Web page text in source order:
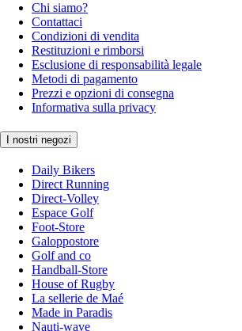
Chi siamo?
Contattaci
Condizioni di vendita
Restituzioni e rimborsi
Esclusione di responsabilità legale
Metodi di pagamento
Prezzi e opzioni di consegna
Informativa sulla privacy
I nostri negozi
Daily Bikers
Direct Running
Direct-Volley
Espace Golf
Foot-Store
Galoppostore
Golf and co
Handball-Store
House of Rugby
La sellerie de Maé
Made in Paradis
Nauti-wave